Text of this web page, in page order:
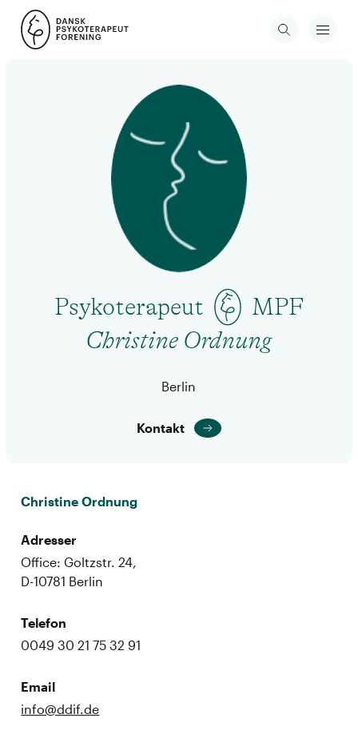
Psykoterapeut
MPF
Christine Ordnung
Berlin
Kontakt
Christine Ordnung
Adresser
Office: Goltzstr. 24,
D-10781 Berlin
Telefon
0049 30 21 75 32 91
Email
info@ddif.de